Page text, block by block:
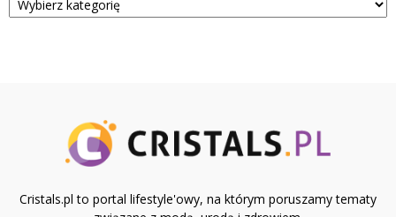
Cristals.pl to portal lifestyle'owy, na którym poruszamy tematy